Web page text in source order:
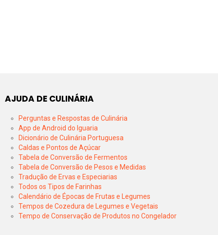
AJUDA DE CULINÁRIA
Perguntas e Respostas de Culinária
App de Android do Iguaria
Dicionário de Culinária Portuguesa
Caldas e Pontos de Açúcar
Tabela de Conversão de Fermentos
Tabela de Conversão de Pesos e Medidas
Tradução de Ervas e Especiarias
Todos os Tipos de Farinhas
Calendário de Épocas de Frutas e Legumes
Tempos de Cozedura de Legumes e Vegetais
Tempo de Conservação de Produtos no Congelador